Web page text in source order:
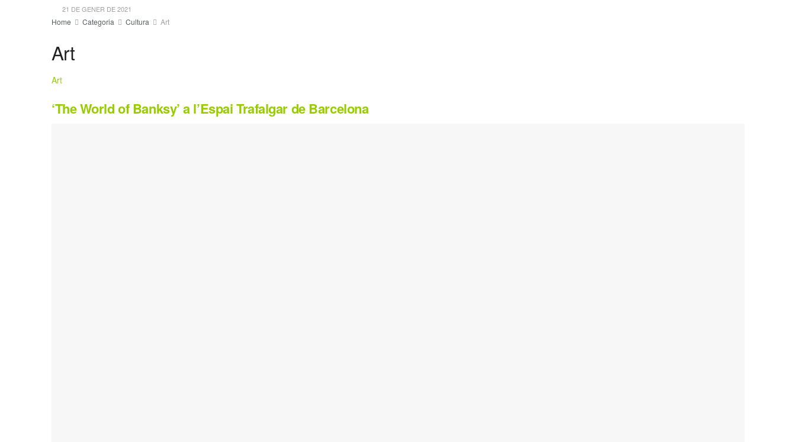
21 DE GENER DE 2021
Home Categoria Cultura Art
Art
Art
‘The World of Banksy’ a l’Espai Trafalgar de Barcelona